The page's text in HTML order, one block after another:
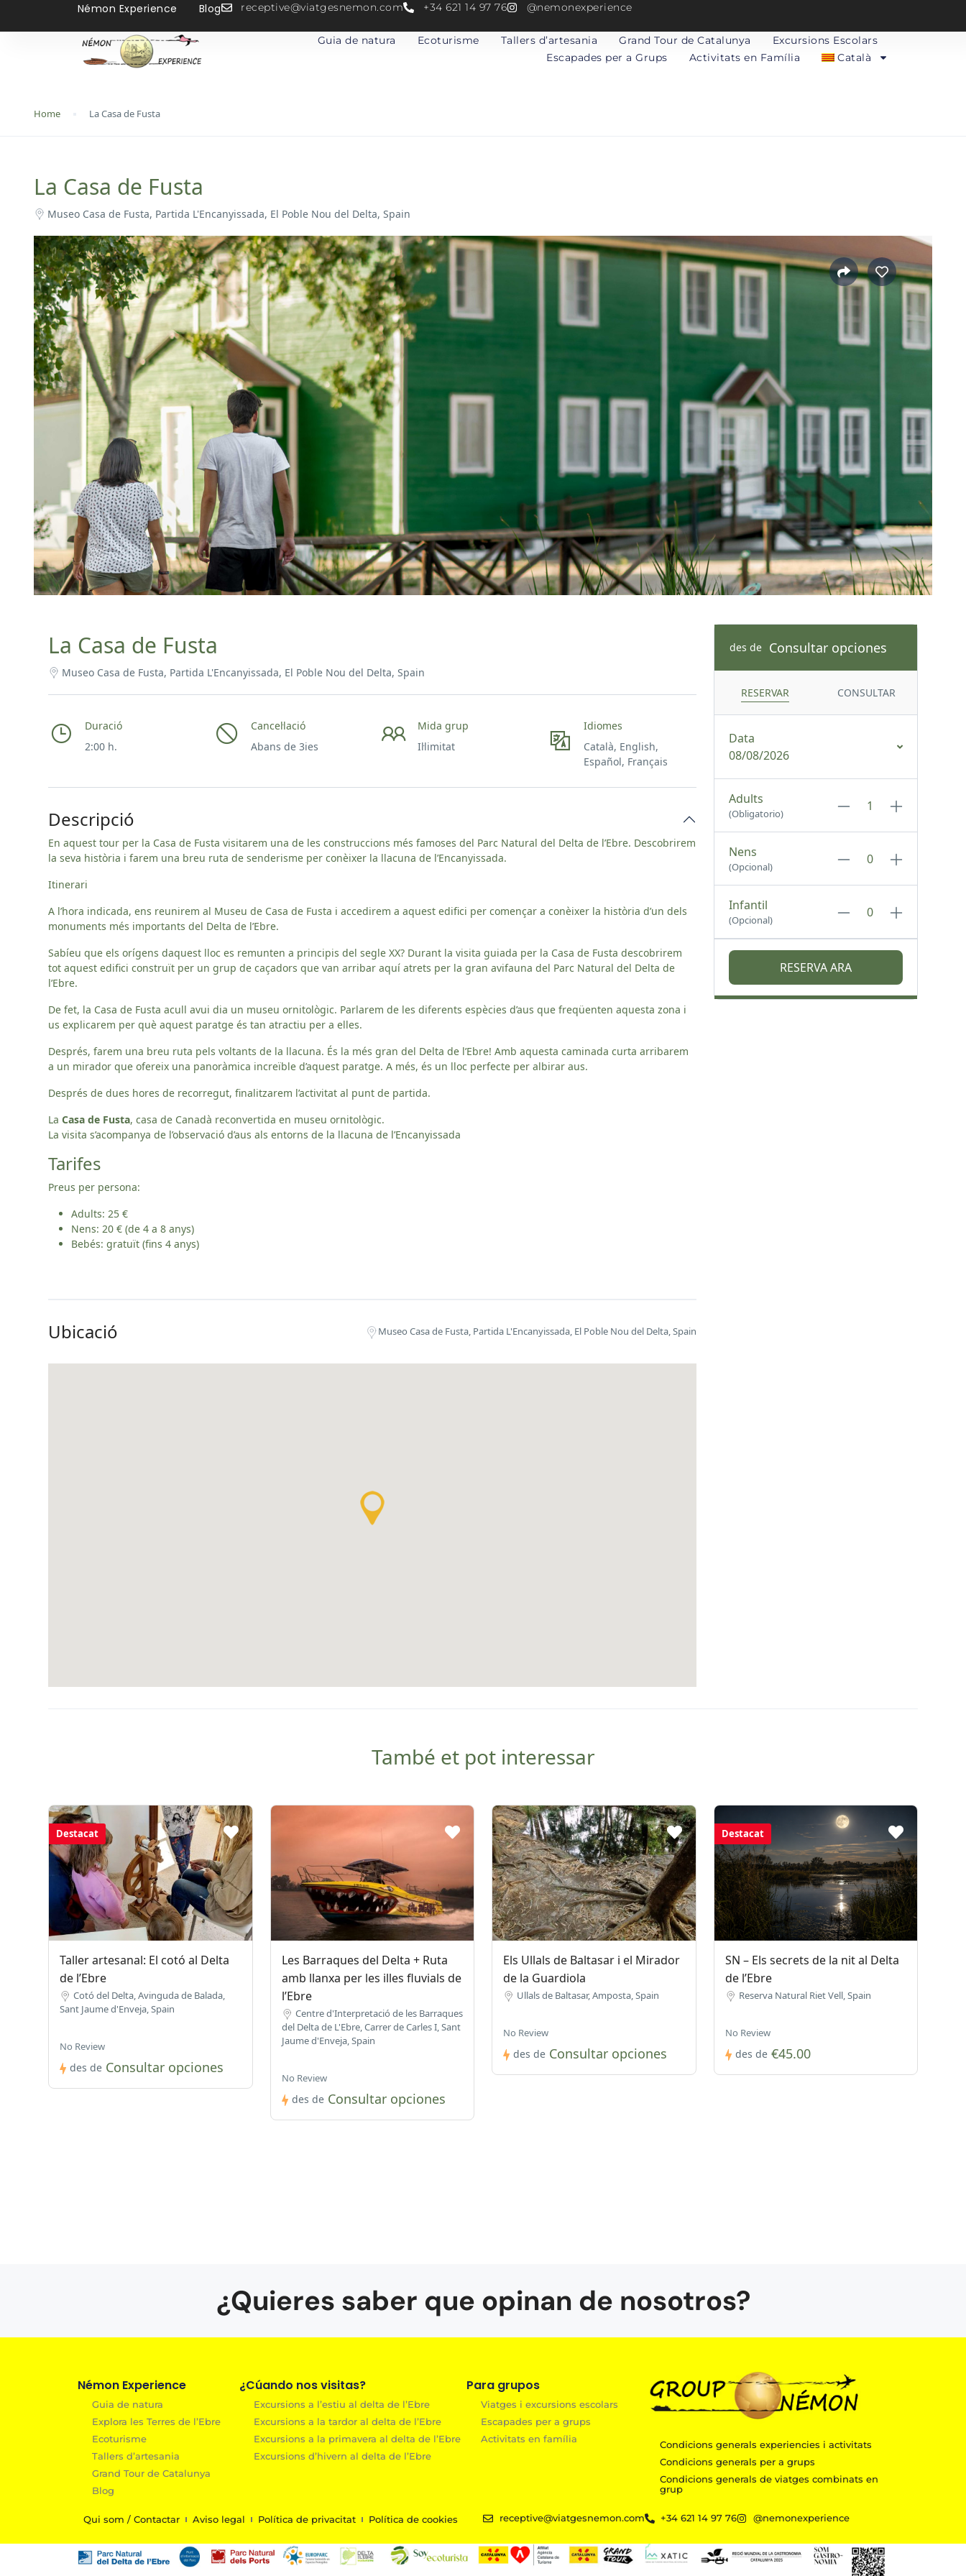
Némon Experience Blog receptive@viatgesnemon.com +34 621 14 97 76 @nemonexperience
Guia de natura Ecoturisme Tallers d’artesania Grand Tour de Catalunya
Excursions Escolars
Escapades per a Grups
Activitats en Família Català
Home La Casa de Fusta
La Casa de Fusta
Museo Casa de Fusta, Partida L'Encanyissada, El Poble Nou del Delta, Spain
La Casa de Fusta
Museo Casa de Fusta, Partida L'Encanyissada, El Poble Nou del Delta, Spain
Duració
2:00 h.
Cancel·lació
Abans de 3ies
Mida grup
Il·limitat
Idiomes
Català, English,
Español, Français
Descripció
En aquest tour per la Casa de Fusta visitarem una de les construccions més famoses del Parc Natural del Delta de l’Ebre. Descobrirem
la seva història i farem una breu ruta de senderisme per conèixer la llacuna de l’Encanyissada.
Itinerari
A l’hora indicada, ens reunirem al Museu de Casa de Fusta i accedirem a aquest edifici per començar a conèixer la història d’un dels
monuments més importants del Delta de l’Ebre.
Sabíeu que els orígens daquest lloc es remunten a principis del segle XX? Durant la visita guiada per la Casa de Fusta descobrirem
tot aquest edifici construït per un grup de caçadors que van arribar aquí atrets per la gran avifauna del Parc Natural del Delta de
l’Ebre.
De fet, la Casa de Fusta acull avui dia un museu ornitològic. Parlarem de les diferents espècies d’aus que freqüenten aquesta zona i
us explicarem per què aquest paratge és tan atractiu per a elles.
Després, farem una breu ruta pels voltants de la llacuna. És la més gran del Delta de l’Ebre! Amb aquesta caminada curta arribarem
a un mirador que ofereix una panoràmica increïble d’aquest paratge. A més, és un lloc perfecte per albirar aus.
Després de dues hores de recorregut, finalitzarem l’activitat al punt de partida.
La Casa de Fusta, casa de Canadà reconvertida en museu ornitològic.
La visita s’acompanya de l’observació d’aus als entorns de la llacuna de l’Encanyissada
Tarifes
Preus per persona:
Adults: 25 €
Nens: 20 € (de 4 a 8 anys)
Bebés: gratuït (fins 4 anys)
Ubicació Museo Casa de Fusta, Partida L'Encanyissada, El Poble Nou del Delta, Spain
des de Consultar opciones
RESERVAR CONSULTAR
Data
08/08/2026
Adults
(Obligatorio)
Nens
(Opcional)
Infantil
(Opcional)
RESERVA ARA
També et pot interessar
Destacat
Taller artesanal: El cotó al Delta
de l’Ebre
Cotó del Delta, Avinguda de Balada,
Sant Jaume d'Enveja, Spain
No Review
des de Consultar opciones
Les Barraques del Delta + Ruta
amb llanxa per les illes fluvials de
l’Ebre
Centre d'Interpretació de les Barraques
del Delta de L'Ebre, Carrer de Carles I, Sant
Jaume d'Enveja, Spain
No Review
des de Consultar opciones
Els Ullals de Baltasar i el Mirador
de la Guardiola
Ullals de Baltasar, Amposta, Spain
No Review
des de Consultar opciones
Destacat
SN – Els secrets de la nit al Delta
de l’Ebre
Reserva Natural Riet Vell, Spain
No Review
des de €45.00
¿Quieres saber que opinan de nosotros?
Némon Experience
Guia de natura
Explora les Terres de l’Ebre
Ecoturisme
Tallers d’artesania
Grand Tour de Catalunya
Blog
¿Cúando nos visitas?
Excursions a l’estiu al delta de l’Ebre
Excursions a la tardor al delta de l’Ebre
Excursions a la primavera al delta de l’Ebre
Excursions d’hivern al delta de l’Ebre
Para grupos
Viatges i excursions escolars
Escapades per a grups
Activitats en família
Condicions generals experiencies i activitats
Condicions generals per a grups
Condicions generals de viatges combinats en
grup
Qui som / Contactar Aviso legal Política de privacitat Política de cookies receptive@viatgesnemon.com +34 621 14 97 76 @nemonexperience